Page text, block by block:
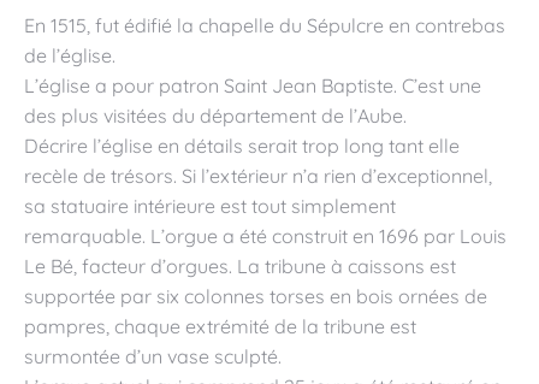
En 1515, fut édifié la chapelle du Sépulcre en contrebas
de l’église.
L’église a pour patron Saint Jean Baptiste. C’est une
des plus visitées du département de l’Aube.
Décrire l’église en détails serait trop long tant elle
recèle de trésors. Si l’extérieur n’a rien d’exceptionnel,
sa statuaire intérieure est tout simplement
remarquable. L’orgue a été construit en 1696 par Louis
Le Bé, facteur d’orgues. La tribune à caissons est
supportée par six colonnes torses en bois ornées de
pampres, chaque extrémité de la tribune est
surmontée d’un vase sculpté.